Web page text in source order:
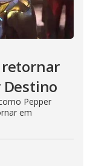
Pepper
em